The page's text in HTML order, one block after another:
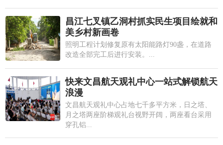
昌江七叉镇乙洞村抓实民生项目绘就和
美乡村新画卷
照明工程计划修复原有太阳能路灯90盏，在道路
改造全部完工后进行安装。...
快来文昌航天观礼中心一站式解锁航天
浪漫
文昌航天观礼中心占地七千多平方米，日之塔、
月之塔两座阶梯观礼台视野开阔，两座看台采用
穿孔铝...